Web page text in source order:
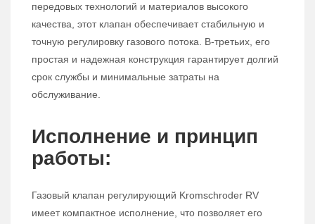
передовых технологий и материалов высокого
качества, этот клапан обеспечивает стабильную и
точную регулировку газового потока. В-третьих, его
простая и надежная конструкция гарантирует долгий
срок службы и минимальные затраты на
обслуживание.
Исполнение и принцип
работы:
Газовый клапан регулирующий Kromschroder RV
имеет компактное исполнение, что позволяет его